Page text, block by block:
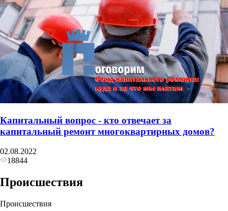
Капитальный вопрос - кто отвечает за
капитальный ремонт многоквартирных домов?
02.08.2022
18844
Происшествия
Происшествия